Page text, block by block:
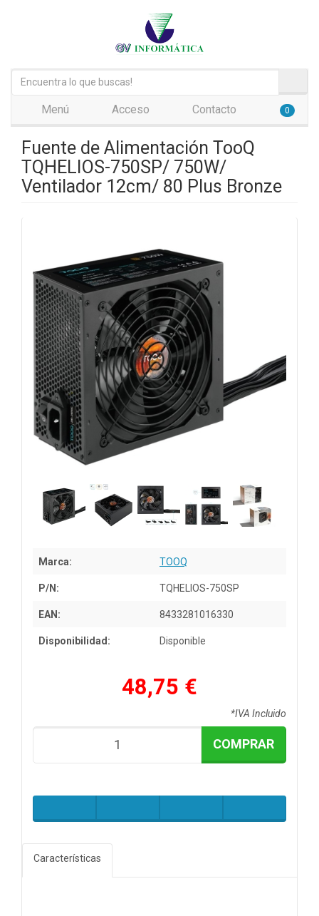
Menú Acceso Contacto 0
Fuente de Alimentación TooQ
TQHELIOS-750SP/ 750W/
Ventilador 12cm/ 80 Plus Bronze
Marca: TOOQ
P/N: TQHELIOS-750SP
EAN: 8433281016330
Disponibilidad: Disponible
48,75 €
*IVA Incluido
COMPRAR
Características